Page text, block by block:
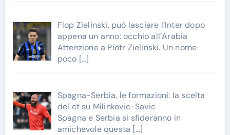
Flop Zielinski, può lasciare l’Inter dopo
appena un anno: occhio all’Arabia
Attenzione a Piotr Zielinski. Un nome
poco […]
Spagna-Serbia, le formazioni: la scelta
del ct su Milinkovic-Savic
Spagna e Serbia si sfideranno in
amichevole questa […]